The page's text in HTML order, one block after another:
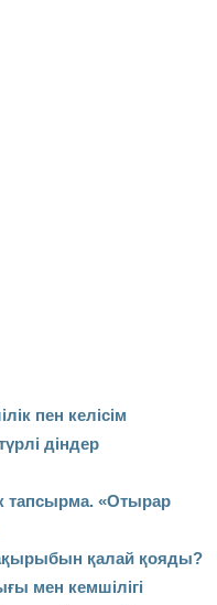
пен келісім
діндер
тапсырма. «Отырар
қалай қояды?
мен кемшілігі